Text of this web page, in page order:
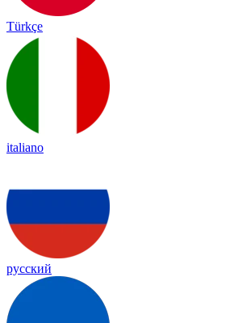
Türkçe
italiano
русский